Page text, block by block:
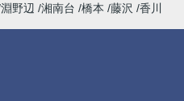
淵野辺 湘南台 橋本 藤沢 香川